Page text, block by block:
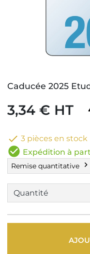
Caducée 2025
3,34 € HT
 3 pièces en stock
check_circle Expédition à
Remise quantitative chevron_right